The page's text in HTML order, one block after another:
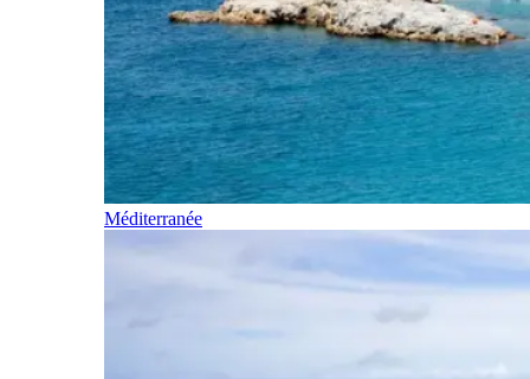
Méditerranée